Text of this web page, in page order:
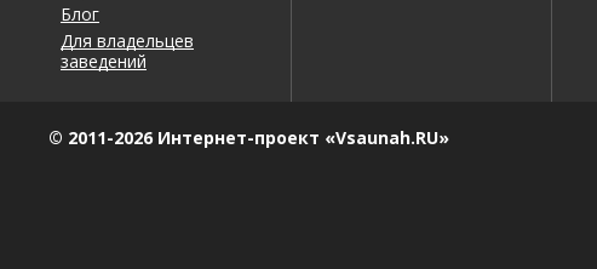
Блог
Для владельцев
заведений
© 2011-2026 Интернет-проект «Vsaunah.RU»